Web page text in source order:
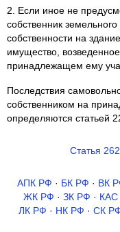
2. Если иное не
собственник
собственности на
имущество,
принадлежащем ему
Последствия
собственником на
определяются статьей
Статья 262
АПК РФ · БК РФ · ВК
ЖК РФ · ЗК РФ ·
ЛК РФ · НК РФ · СК